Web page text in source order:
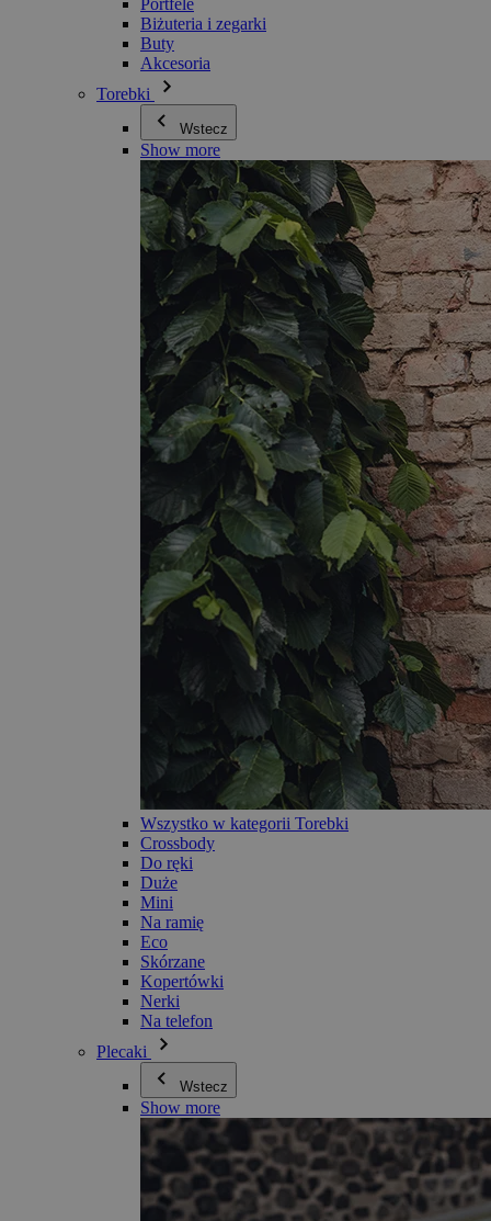
Portfele
Biżuteria i zegarki
Buty
Akcesoria
Torebki
Wstecz
Show more
Wszystko w kategorii Torebki
Crossbody
Do ręki
Duże
Mini
Na ramię
Eco
Skórzane
Kopertówki
Nerki
Na telefon
Plecaki
Wstecz
Show more